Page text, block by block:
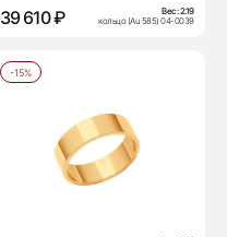
39 610 ₽ Вес:2.19
кольцо (Au 585) 04-0039
-15%